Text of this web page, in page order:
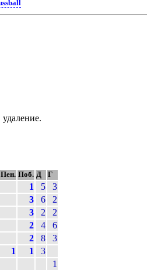
удаление.
Пен. Поб. Д Г
1 5
3
3 6
2
3 2
2
2 4
6
2 8
3
1 1
3
1